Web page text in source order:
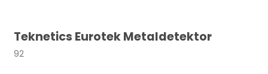
Teknetics Eurotek Metaldetektor
92